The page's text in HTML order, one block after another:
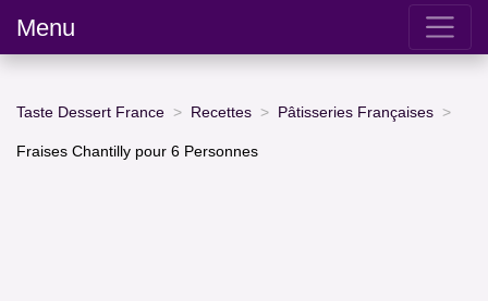
Menu
Taste Dessert France Recettes Pâtisseries Françaises
Fraises Chantilly pour 6 Personnes